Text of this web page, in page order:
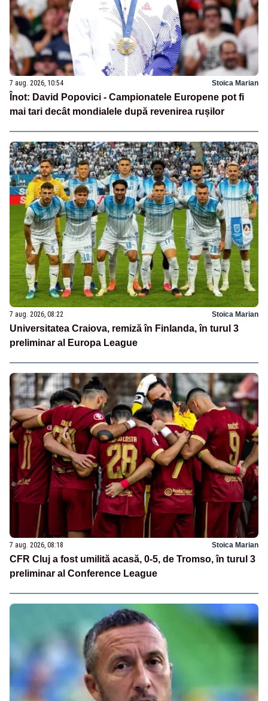
7 aug. 2026, 10:54 Stoica Marian
Înot: David Popovici - Campionatele Europene pot fi
mai tari decât mondialele după revenirea rușilor
7 aug. 2026, 08:22 Stoica Marian
Universitatea Craiova, remiză în Finlanda, în turul 3
preliminar al Europa League
7 aug. 2026, 08:18 Stoica Marian
CFR Cluj a fost umilită acasă, 0-5, de Tromso, în turul 3
preliminar al Conference League